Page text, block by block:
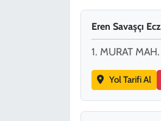
Eren Savaşçı
1. MURAT
Yol Tarifi Al